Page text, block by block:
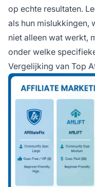
op echte resultaten.
als hun mislukkingen,
niet alleen wat werkt,
onder welke
Vergelijking van Top